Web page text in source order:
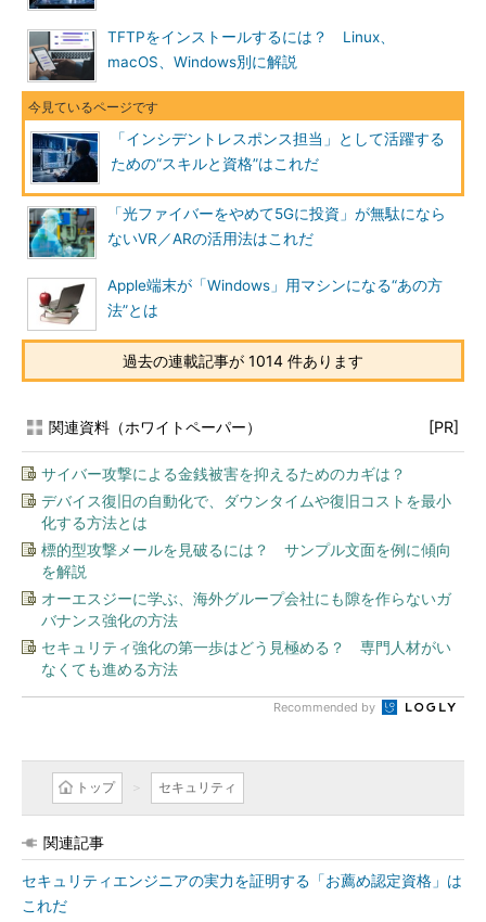
TFTPをインストールするには？ Linux、
macOS、Windows別に解説
「インシデントレスポンス担当」として活躍する
ための“スキルと資格”はこれだ
「光ファイバーをやめて5Gに投資」が無駄になら
ないVR／ARの活用法はこれだ
Apple端末が「Windows」用マシンになる“あの方
法”とは
過去の連載記事が 1014 件あります
関連資料（ホワイトペーパー） [PR]
サイバー攻撃による金銭被害を抑えるためのカギは？
デバイス復旧の自動化で、ダウンタイムや復旧コストを最小
化する方法とは
標的型攻撃メールを見破るには？ サンプル文面を例に傾向
を解説
オーエスジーに学ぶ、海外グループ会社にも隙を作らないガ
バナンス強化の方法
セキュリティ強化の第一歩はどう見極める？ 専門人材がい
なくても進める方法
Recommended by
トップ セキュリティ
関連記事
セキュリティエンジニアの実力を証明する「お薦め認定資格」は
これだ